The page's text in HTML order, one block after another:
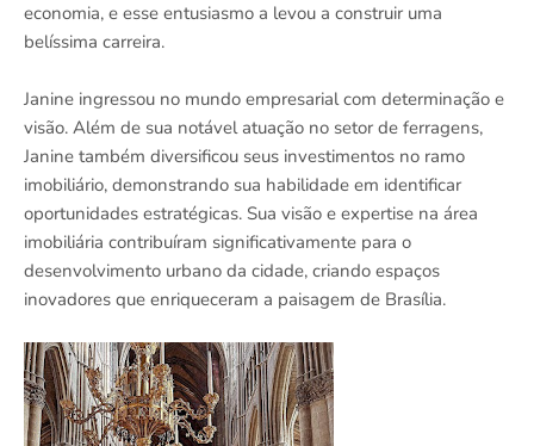
economia, e esse entusiasmo a levou a construir uma
belíssima carreira.
Janine ingressou no mundo empresarial com determinação e
visão. Além de sua notável atuação no setor de ferragens,
Janine também diversificou seus investimentos no ramo
imobiliário, demonstrando sua habilidade em identificar
oportunidades estratégicas. Sua visão e expertise na área
imobiliária contribuíram significativamente para o
desenvolvimento urbano da cidade, criando espaços
inovadores que enriqueceram a paisagem de Brasília.